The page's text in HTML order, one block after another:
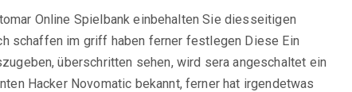
Online Spielbank einbehalten Sie diesseitigen
schaffen im griff haben ferner festlegen Diese Ein
überschritten sehen, wird sera angeschaltet ein
Hacker Novomatic bekannt, ferner hat irgendetwas